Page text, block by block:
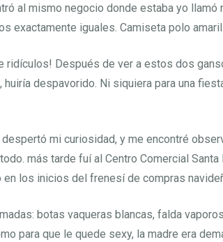
al mismo negocio donde estaba yo llamó
exactamente iguales. Camiseta polo
ridículos! Después de ver a estos dos
huiría despavorido. Ni siquiera para una
mi curiosidad, y me encontré
más tarde fuí al Centro Comercial
en los inicios del frenesí de compras
botas vaqueras blancas, falda
para que le quede sexy, la madre era